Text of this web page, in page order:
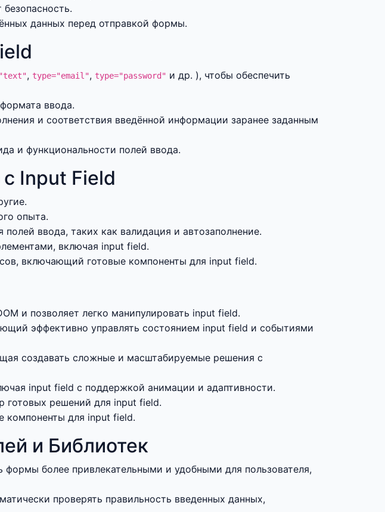
данных перед отправкой формы.
, type="email", type="password" и др. ), чтобы обеспечить
ввода.
и соответствия введённой информации заранее заданным
и функциональности полей ввода.
Input Field
опыта.
ввода, таких как валидация и автозаполнение.
включая input field.
включающий готовые компоненты для input field.
и позволяет легко манипулировать input field.
эффективно управлять состоянием input field и событиями
создавать сложные и масштабируемые решения с
input field с поддержкой анимации и адаптивности.
готовых решений для input field.
компоненты для input field.
и Библиотек
формы более привлекательными и удобными для пользователя,
проверять правильность введенных данных,